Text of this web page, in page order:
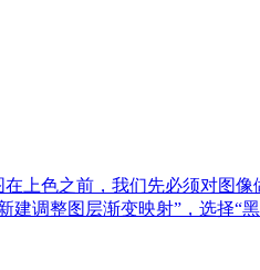
在上色之前，我们先必须对图
建调整图层渐变映射”，选择“